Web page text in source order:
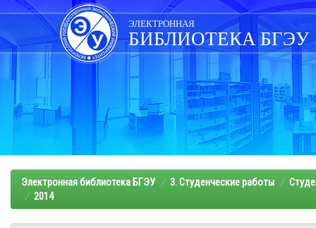
Skip
navigation
ЭЛЕКТРОННАЯ
БИБЛИОТЕКА БГЭУ
Электронная библиотека БГЭУ 3. Студенческие работы
2014